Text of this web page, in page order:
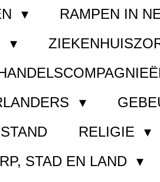
RAMPEN IN
RELIGIE
STAD EN LAND